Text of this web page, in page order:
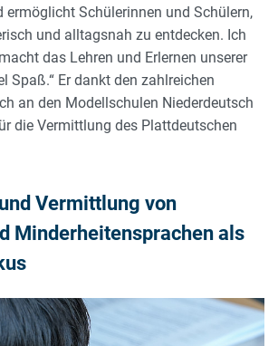
ermöglicht Schülerinnen und Schülern,
und alltagsnah zu entdecken. Ich
das Lehren und Erlernen unserer
Spaß.“ Er dankt den zahlreichen
an den Modellschulen Niederdeutsch
die Vermittlung des Plattdeutschen
Vermittlung von
Minderheitensprachen als